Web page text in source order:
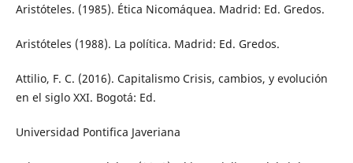
Aristóteles. (1985). Ética Nicomáquea. Madrid: Ed. Gredos.
Aristóteles (1988). La política. Madrid: Ed. Gredos.
Attilio, F. C. (2016). Capitalismo Crisis, cambios, y evolución
en el siglo XXI. Bogotá: Ed.
Universidad Pontifica Javeriana